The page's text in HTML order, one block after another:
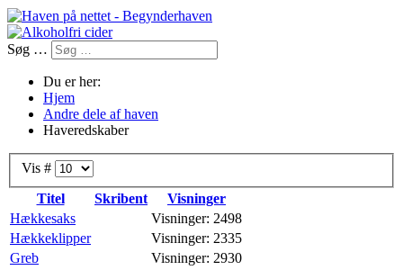
Søg …
Du er her:
Hjem
Andre dele af haven
Haveredskaber
Vis #
Titel
Skribent
Visninger
Hækkesaks
Visninger: 2498
Hækkeklipper
Visninger: 2335
Greb
Visninger: 2930